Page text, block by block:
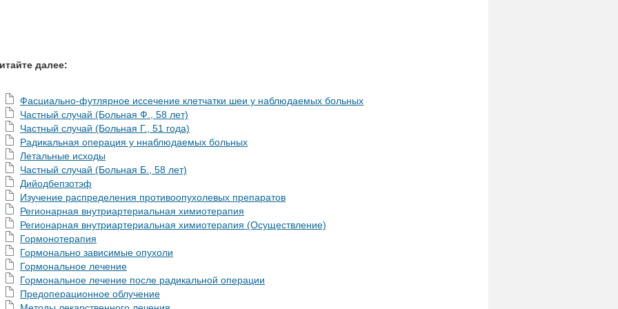
далее:
Фасциально-футлярное иссечение клетчатки шеи у наблюдаемых больных
Частный случай (Больная Ф., 58 лет)
Частный случай (Больная Г., 51 года)
Радикальная операция у ннаблюдаемых больных
Летальные исходы
Частный случай (Больная Б., 58 лет)
Дийодбепзотэф
Изучение распределения противоопухолевых препаратов
Регионарная внутриартериальная химиотерапия
Регионарная внутриартериальная химиотерапия (Осуществление)
Гормонотерапия
Гормонально зависимые опухоли
Гормональное лечение
Гормональное лечение после радикальной операции
Предоперационное облучение